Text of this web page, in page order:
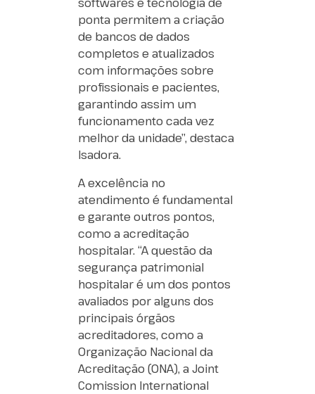
ponta permitem a criação
de bancos de dados
completos e atualizados
com informações sobre
profissionais e pacientes,
garantindo assim um
funcionamento cada vez
melhor da unidade”, destaca
Isadora.
A excelência no
atendimento é fundamental
e garante outros pontos,
como a acreditação
hospitalar. “A questão da
segurança patrimonial
hospitalar é um dos pontos
avaliados por alguns dos
principais órgãos
acreditadores, como a
Organização Nacional da
Acreditação (ONA), a Joint
Comission International